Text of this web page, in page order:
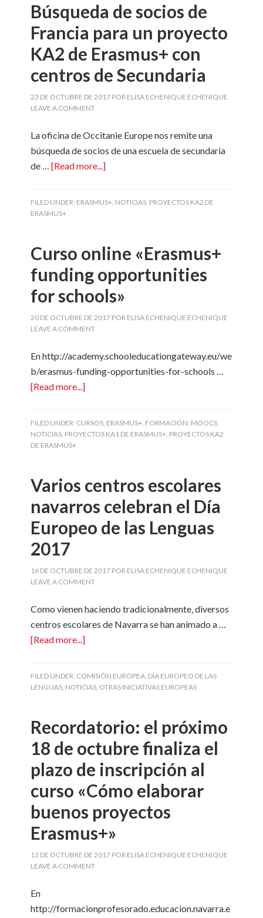
Búsqueda de socios de
Francia para un proyecto
KA2 de Erasmus+ con
centros de Secundaria
23 DE OCTUBRE DE 2017 POR ELISA ECHENIQUE ECHENIQUE
LEAVE A COMMENT
La oficina de Occitanie Europe nos remite una
búsqueda de socios de una escuela de secundaria
de …[Read more...]
FILED UNDER: ERASMUS+, NOTICIAS, PROYECTOS KA2 DE
ERASMUS+
Curso online «Erasmus+
funding opportunities
for schools»
20 DE OCTUBRE DE 2017 POR ELISA ECHENIQUE ECHENIQUE
LEAVE A COMMENT
En http://academy.schooleducationgateway.eu/we
b/erasmus-funding-opportunities-for-schools …
[Read more...]
FILED UNDER: CURSOS, ERASMUS+, FORMACIÓN, MOOCS,
NOTICIAS, PROYECTOS KA1 DE ERASMUS+, PROYECTOS KA2
DE ERASMUS+
Varios centros escolares
navarros celebran el Día
Europeo de las Lenguas
2017
16 DE OCTUBRE DE 2017 POR ELISA ECHENIQUE ECHENIQUE
LEAVE A COMMENT
Como vienen haciendo tradicionalmente, diversos
centros escolares de Navarra se han animado a …
[Read more...]
FILED UNDER: COMISIÓN EUROPEA, DÍA EUROPEO DE LAS
LENGUAS, NOTICIAS, OTRAS INICIATIVAS EUROPEAS
Recordatorio: el próximo
18 de octubre finaliza el
plazo de inscripción al
curso «Cómo elaborar
buenos proyectos
Erasmus+»
13 DE OCTUBRE DE 2017 POR ELISA ECHENIQUE ECHENIQUE
LEAVE A COMMENT
En
http://formacionprofesorado.educacion.navarra.e